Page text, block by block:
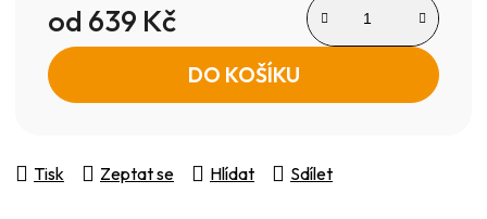
od 639 Kč
Měrná cena:
DO KOŠÍKU
Tisk Zeptat se Hlídat Sdílet